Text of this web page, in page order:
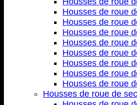
Housses de roue
Housses de roue
Housses de roue
Housses de roue
Housses de roue
Housses de roue
Housses de roue
Housses de roue
Housses de roue de